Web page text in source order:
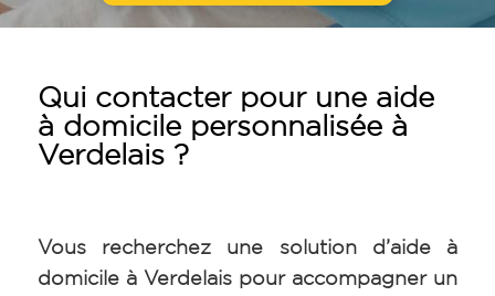
Qui contacter pour une aide
à domicile personnalisée à
Verdelais ?
Vous recherchez une solution d’aide à
domicile à Verdelais pour accompagner un